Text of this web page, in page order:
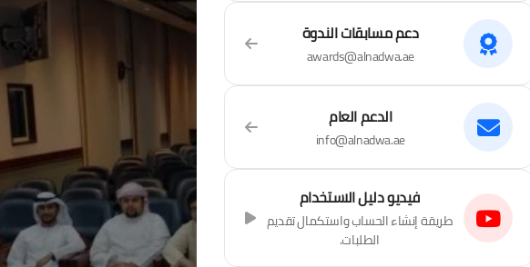
دعم مسابقات الندوة
awards@alnadwa.ae
الدعم العام
info@alnadwa.ae
فيديو دليل الاستخدام
طريقة إنشاء الحساب واستكمال تقديم
الطلبات.